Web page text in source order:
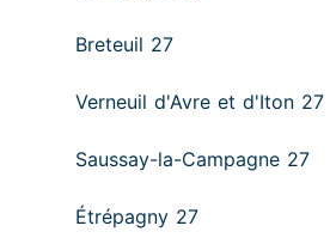
Breteuil 27
Verneuil d'Avre et d'Iton 27
Saussay-la-Campagne 27
Étrépagny 27